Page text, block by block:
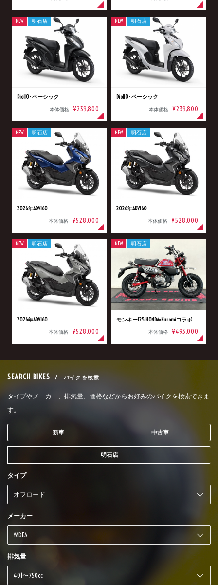
Dio110･ベーシック
本体価格 ¥239,800
NEW 明石店
Dio110･ベーシック
本体価格 ¥239,800
NEW 明石店
2026年ADV160
本体価格 ¥528,000
NEW 明石店
2026年ADV160
本体価格 ¥528,000
NEW 明石店
2026年ADV160
本体価格 ¥528,000
NEW 明石店
モンキー125 HONDA×Kuromiコラボ
本体価格 ¥493,000
NEW 明石店
SEARCH BIKES / バイクを検索
タイプやメーカー、排気量、価格などからお好みのバイクを検索できま
す。
新車 中古車
明石店
タイプ
メーカー
排気量